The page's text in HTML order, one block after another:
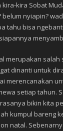
kira-kira Sobat
belum nyiapin?
tahu bisa
merupakan salah
dinanti untuk
merencanakan
setiap tahun.
bikin kita
kumpul bareng
natal.